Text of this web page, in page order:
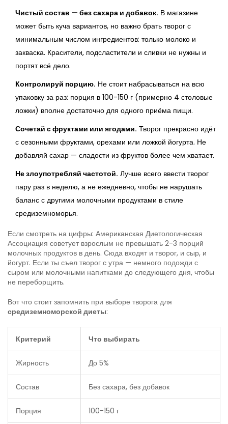
Чистый состав — без сахара и добавок. В магазине
может быть куча вариантов, но важно брать творог с
минимальным числом ингредиентов: только молоко и
закваска. Красители, подсластители и сливки не нужны и
портят всё дело.
Контролируй порцию. Не стоит набрасываться на всю
упаковку за раз: порция в 100-150 г (примерно 4 столовые
ложки) вполне достаточно для одного приёма пищи.
Сочетай с фруктами или ягодами. Творог прекрасно идёт
с сезонными фруктами, орехами или ложкой йогурта. Не
добавляй сахар — сладости из фруктов более чем хватает.
Не злоупотребляй частотой. Лучше всего ввести творог
пару раз в неделю, а не ежедневно, чтобы не нарушать
баланс с другими молочными продуктами в стиле
средиземноморья.
Если смотреть на цифры: Американская Диетологическая
Ассоциация советует взрослым не превышать 2-3 порций
молочных продуктов в день. Сюда входят и творог, и сыр, и
йогурт. Если ты съел творог с утра — немного подожди с
сыром или молочными напитками до следующего дня, чтобы
не переборщить.
Вот что стоит запомнить при выборе творога для
средиземноморской диеты:
Критерий Что выбирать
Жирность До 5%
Состав Без сахара, без добавок
Порция 100-150 г